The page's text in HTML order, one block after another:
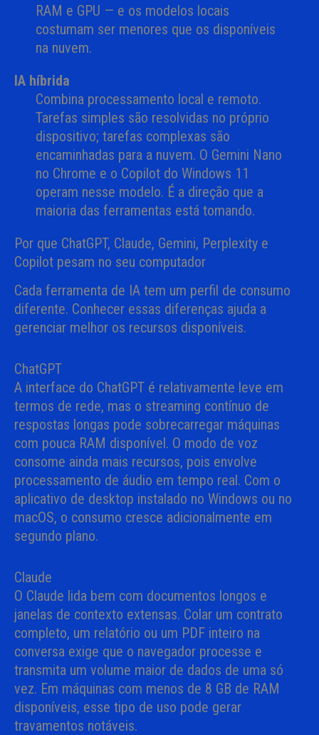
RAM e GPU — e os modelos locais
costumam ser menores que os disponíveis
na nuvem.
IA híbrida
Combina processamento local e remoto.
Tarefas simples são resolvidas no próprio
dispositivo; tarefas complexas são
encaminhadas para a nuvem. O Gemini Nano
no Chrome e o Copilot do Windows 11
operam nesse modelo. É a direção que a
maioria das ferramentas está tomando.
Por que ChatGPT, Claude, Gemini, Perplexity e
Copilot pesam no seu computador
Cada ferramenta de IA tem um perfil de consumo
diferente. Conhecer essas diferenças ajuda a
gerenciar melhor os recursos disponíveis.
ChatGPT
A interface do ChatGPT é relativamente leve em
termos de rede, mas o streaming contínuo de
respostas longas pode sobrecarregar máquinas
com pouca RAM disponível. O modo de voz
consome ainda mais recursos, pois envolve
processamento de áudio em tempo real. Com o
aplicativo de desktop instalado no Windows ou no
macOS, o consumo cresce adicionalmente em
segundo plano.
Claude
O Claude lida bem com documentos longos e
janelas de contexto extensas. Colar um contrato
completo, um relatório ou um PDF inteiro na
conversa exige que o navegador processe e
transmita um volume maior de dados de uma só
vez. Em máquinas com menos de 8 GB de RAM
disponíveis, esse tipo de uso pode gerar
travamentos notáveis.